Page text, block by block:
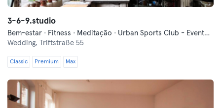
3-6-9.studio
Bem-estar · Fitness · Meditação · Urban Sports Club - Evento Comunitário
Wedding,
Triftstraße 55
Classic Premium Max